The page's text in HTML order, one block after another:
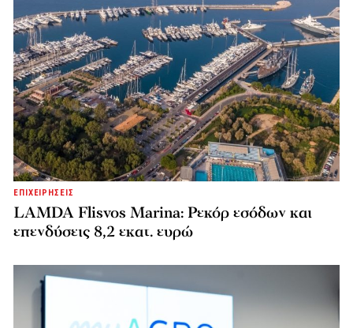
ΕΠΙΧΕΙΡΗΣΕΙΣ
LAMDA Flisvos Marina: Ρεκόρ εσόδων και
επενδύσεις 8,2 εκατ. ευρώ